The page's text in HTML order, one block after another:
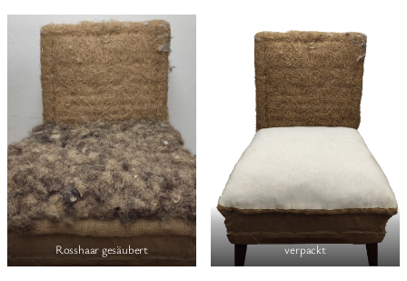
Rosshaar gesäubert verpackt